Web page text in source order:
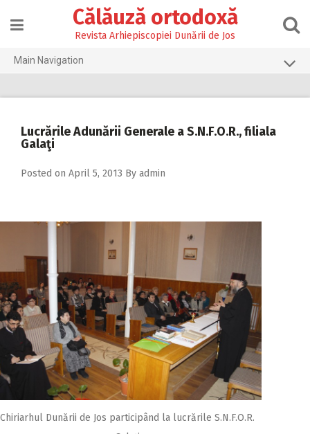
content
Călăuză ortodoxă
Revista Arhiepiscopiei Dunării de Jos
Main Navigation
2025
2019
2018
2017
2016
2014
Lucrările Adunării Generale a S.N.F.O.R., filiala
Galaţi
Posted on April 5, 2013 By admin
Chiriarhul Dunării de Jos participând la lucrările S.N.F.O.R.